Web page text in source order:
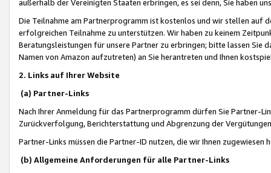
außerhalb der Vereinigten Staaten erbringen, es sei denn, Sie haben
Die Teilnahme am Partnerprogramm ist kostenlos und wir stellen auf
erfolgreichen Teilnahme zu unterstützen. Wir haben zu keinem
Beratungsleistungen für unsere Partner zu erbringen; bitte lassen Sie
Namen von Amazon aufzutreten) an Sie herantreten und Ihnen
2. Links auf Ihrer Website
(a) Partner-Links
Nach Ihrer Anmeldung für das Partnerprogramm dürfen Sie Partner-
Zurückverfolgung, Berichterstattung und Abgrenzung der
Partner-Links müssen die Partner-ID nutzen, die wir Ihnen zugewiesen
(b) Allgemeine Anforderungen für alle Partner-Links